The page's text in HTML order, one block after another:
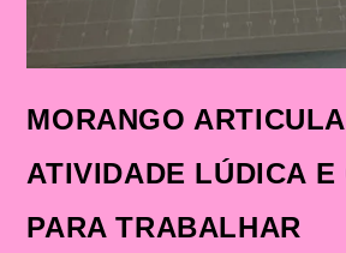
MORANGO
ATIVIDADE LÚDICA E
PARA TRABALHAR